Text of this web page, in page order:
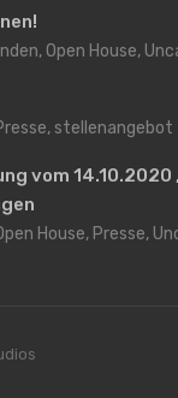
Open House,
stellenangebot
vom 14.10.2020
House, Presse,